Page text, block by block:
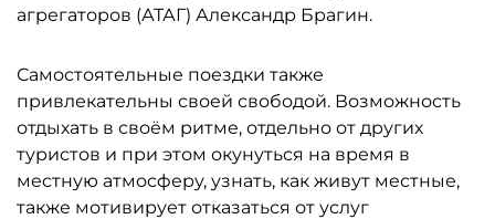
агрегаторов (АТАГ) Александр Брагин.
Самостоятельные поездки также
привлекательны своей свободой. Возможность
отдыхать в своём ритме, отдельно от других
туристов и при этом окунуться на время в
местную атмосферу, узнать, как живут местные,
также мотивирует отказаться от услуг